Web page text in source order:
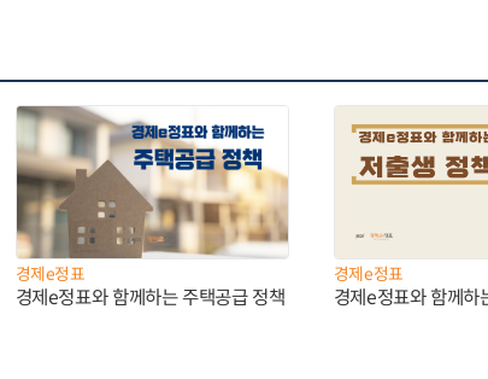
경제e정표
경제e정표와 함께하는 주택공급 정책
경제e정표
경제e정표와 함께하